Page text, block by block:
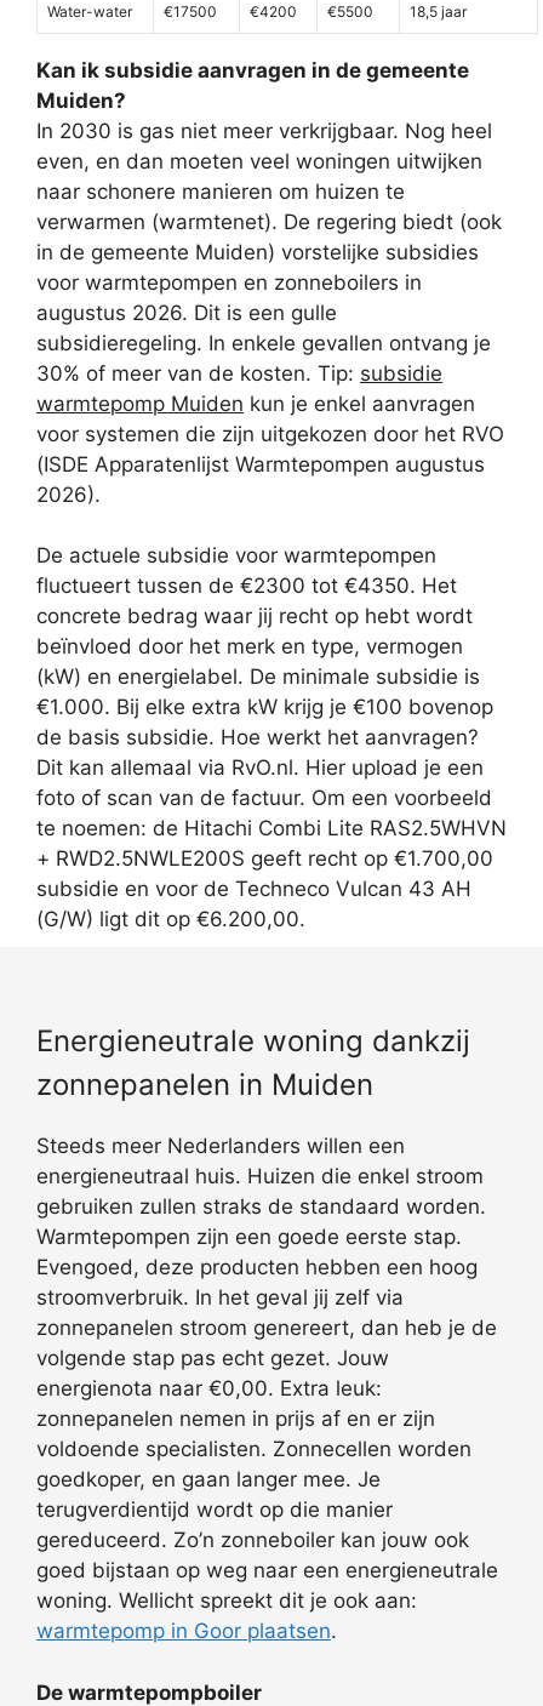
Water-water €17500 €4200 €5500 18,5 jaar
Kan ik subsidie aanvragen in de gemeente
Muiden?
In 2030 is gas niet meer verkrijgbaar. Nog heel
even, en dan moeten veel woningen uitwijken
naar schonere manieren om huizen te
verwarmen (warmtenet). De regering biedt (ook
in de gemeente Muiden) vorstelijke subsidies
voor warmtepompen en zonneboilers in
augustus 2026. Dit is een gulle
subsidieregeling. In enkele gevallen ontvang je
30% of meer van de kosten. Tip: subsidie
warmtepomp Muiden kun je enkel aanvragen
voor systemen die zijn uitgekozen door het RVO
(ISDE Apparatenlijst Warmtepompen augustus
2026).
De actuele subsidie voor warmtepompen
fluctueert tussen de €2300 tot €4350. Het
concrete bedrag waar jij recht op hebt wordt
beïnvloed door het merk en type, vermogen
(kW) en energielabel. De minimale subsidie is
€1.000. Bij elke extra kW krijg je €100 bovenop
de basis subsidie. Hoe werkt het aanvragen?
Dit kan allemaal via RvO.nl. Hier upload je een
foto of scan van de factuur. Om een voorbeeld
te noemen: de Hitachi Combi Lite RAS2.5WHVN
+ RWD2.5NWLE200S geeft recht op €1.700,00
subsidie en voor de Techneco Vulcan 43 AH
(G/W) ligt dit op €6.200,00.
Energieneutrale woning dankzij
zonnepanelen in Muiden
Steeds meer Nederlanders willen een
energieneutraal huis. Huizen die enkel stroom
gebruiken zullen straks de standaard worden.
Warmtepompen zijn een goede eerste stap.
Evengoed, deze producten hebben een hoog
stroomverbruik. In het geval jij zelf via
zonnepanelen stroom genereert, dan heb je de
volgende stap pas echt gezet. Jouw
energienota naar €0,00. Extra leuk:
zonnepanelen nemen in prijs af en er zijn
voldoende specialisten. Zonnecellen worden
goedkoper, en gaan langer mee. Je
terugverdientijd wordt op die manier
gereduceerd. Zo’n zonneboiler kan jouw ook
goed bijstaan op weg naar een energieneutrale
woning. Wellicht spreekt dit je ook aan:
warmtepomp in Goor plaatsen.
De warmtepompboiler